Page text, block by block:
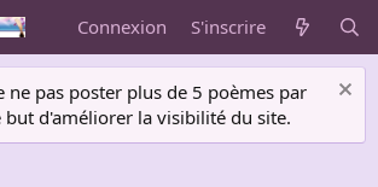
Connexion S'inscrire
ne pas poster plus de 5 poèmes par
but d'améliorer la visibilité du site.